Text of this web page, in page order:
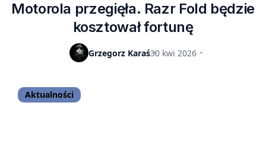
Motorola przegięła. Razr Fold będzie
kosztował fortunę
Grzegorz Karaś30 kwi 2026
Aktualności